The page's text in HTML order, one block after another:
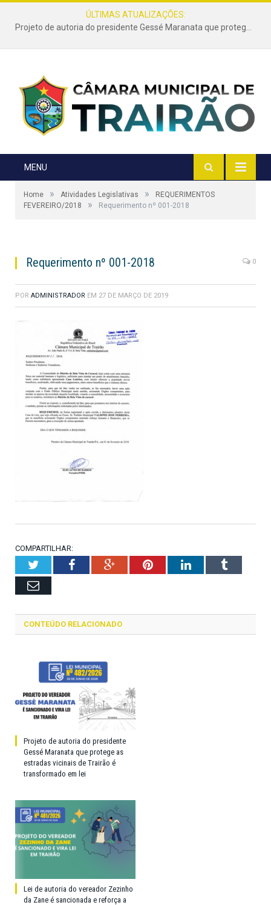
ÚLTIMAS ATUALIZAÇÕES:
Projeto de autoria do presidente Gessé Maranata que protege as estradas vicinais de Trairão é transformado em lei
MENU
Home » Atividades Legislativas »
REQUERIMENTOS
FEVEREIRO/2018
» Requerimento nº 001-2018
Requerimento nº 001-2018 0
POR ADMINISTRADOR EM 27 DE MARÇO DE 2019
COMPARTILHAR:
TwitterFacebookGoogle+PinterestLinkedInTumblr
Email
CONTEÚDO RELACIONADO
Projeto de autoria do presidente
Gessé Maranata que protege as
estradas vicinais de Trairão é
transformado em lei
Lei de autoria do vereador Zezinho
da Zane é sancionada e reforça a